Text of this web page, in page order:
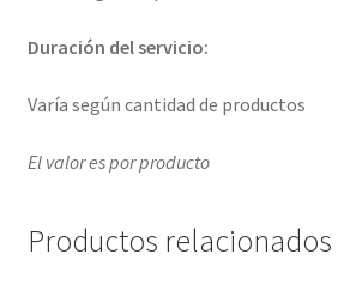
Duración del servicio:
Varía según cantidad de productos
El valor es por producto
Productos relacionados